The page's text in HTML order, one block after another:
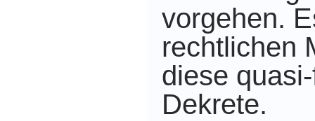
vorgehen.
rechtlichen
diese
Dekrete.